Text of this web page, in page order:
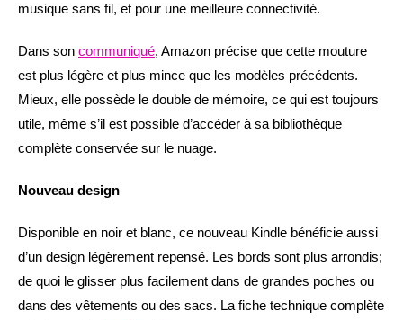
musique sans fil, et pour une meilleure connectivité.
Dans son communiqué, Amazon précise que cette mouture
est plus légère et plus mince que les modèles précédents.
Mieux, elle possède le double de mémoire, ce qui est toujours
utile, même s’il est possible d’accéder à sa bibliothèque
complète conservée sur le nuage.
Nouveau design
Disponible en noir et blanc, ce nouveau Kindle bénéficie aussi
d’un design légèrement repensé. Les bords sont plus arrondis;
de quoi le glisser plus facilement dans de grandes poches ou
dans des vêtements ou des sacs. La fiche technique complète